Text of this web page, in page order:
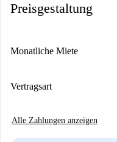
Preisgestaltung
Monatliche Miete
Vertragsart
Alle Zahlungen anzeigen